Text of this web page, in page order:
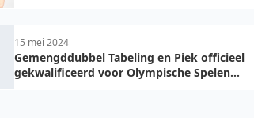
15 mei 2024
Gemengddubbel Tabeling en Piek officieel
gekwalificeerd voor Olympische Spelen